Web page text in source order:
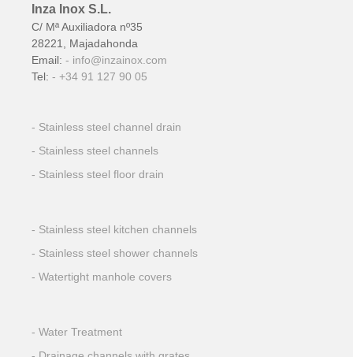
Inza Inox S.L.
C/ Mª Auxiliadora nº35
28221, Majadahonda
Email:
info@inzainox.com
Tel:
+34 91 127 90 05
Stainless steel channel drain
Stainless steel channels
Stainless steel floor drain
Stainless steel kitchen channels
Stainless steel shower channels
Watertight manhole covers
Water Treatment